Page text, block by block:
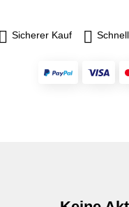
Sicherer Kauf